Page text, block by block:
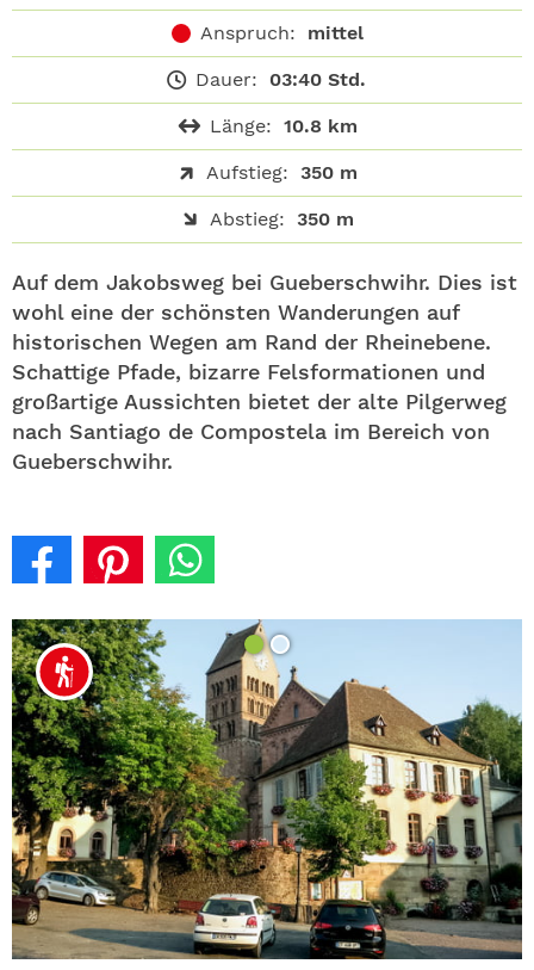
Anspruch: mittel
Dauer: 03:40 Std.
Länge: 10.8 km
Aufstieg: 350 m
Abstieg: 350 m
Auf dem Jakobsweg bei Gueberschwihr. Dies ist
wohl eine der schönsten Wanderungen auf
historischen Wegen am Rand der Rheinebene.
Schattige Pfade, bizarre Felsformationen und
großartige Aussichten bietet der alte Pilgerweg
nach Santiago de Compostela im Bereich von
Gueberschwihr.
SHOP